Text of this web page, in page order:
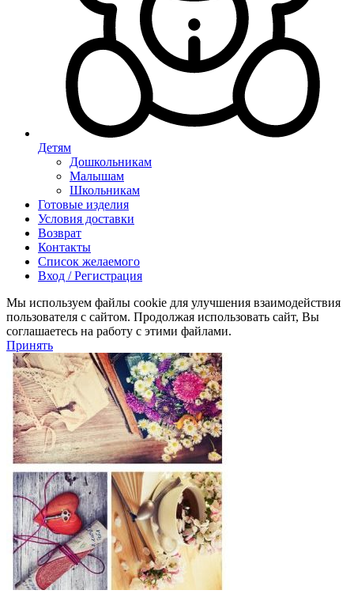
Детям
Дошкольникам
Малышам
Школьникам
Готовые изделия
Условия доставки
Возврат
Контакты
Список желаемого
Вход / Регистрация
Мы используем файлы cookie для улучшения взаимодействия
пользователя с сайтом. Продолжая использовать сайт, Вы
соглашаетесь на работу с этими файлами.
Принять